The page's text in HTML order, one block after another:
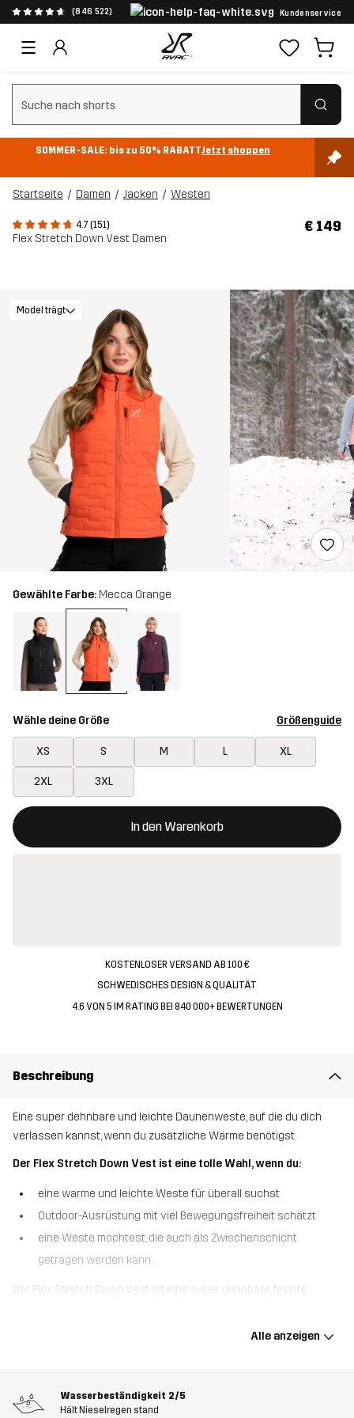
(846 522) Kundenservice
Suchfilter löschen
SOMMER-SALE: bis zu 50% RABATTJetzt shoppen
Startseite Damen Jacken Westen
4.7 (151)
Flex Stretch Down Vest Damen
€ 149
Model trägt
Gewählte Farbe: Mecca Orange
Wähle deine Größe Größenguide
XS S M L XL
2XL 3XL
In den Warenkorb
Dieser Button öffnet ein Fenster und legt den neuen Artikel in
{{size}} nicht verfügbar
KOSTENLOSER VERSAND AB 100 €
SCHWEDISCHES DESIGN & QUALITÄT
4.6 VON 5 IM RATING BEI 840 000+ BEWERTUNGEN
Beschreibung
Eine super dehnbare und leichte Daunenweste, auf die du dich
verlassen kannst, wenn du zusätzliche Wärme benötigst.
Der Flex Stretch Down Vest ist eine tolle Wahl, wenn du:
eine warme und leichte Weste für überall suchst
Outdoor-Ausrüstung mit viel Bewegungsfreiheit schätzt
eine Weste möchtest, die auch als Zwischenschicht
getragen werden kann.
Der Flex Stretch Down Vest ist eine super dehnbare, leichte
einen verstellbaren Saum für eine individuelle Passform und drei
Alle anzeigen
Wasserbeständigkeit 2/5
Hält Nieselregen stand